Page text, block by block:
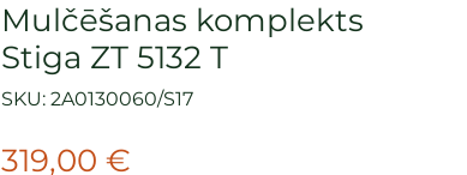
Mulčēšanas komplekts
Stiga ZT 5132 T
SKU: 2A0130060/S17
319,00 €